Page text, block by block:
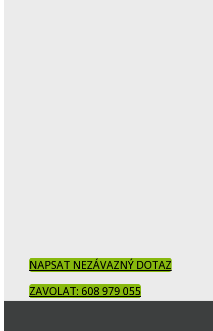
NAPSAT NEZÁVAZNÝ DOTAZ
ZAVOLAT: 608 979 055